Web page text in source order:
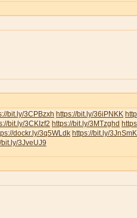
bit.ly/3CPBzxh https://bit.ly/36iPNKK
bit.ly/3CKIzf2 https://bit.ly/3MTzghd
dockr.ly/3q5WLdk https://bit.ly/
bit.ly/3JveUJ9